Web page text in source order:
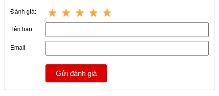
Đánh giá:
Tên bạn
Email
Gửi đánh giá